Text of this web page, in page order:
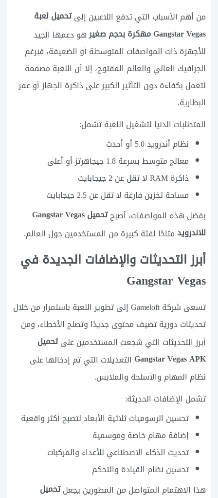
من أهم الأسباب التي تدفع اللاعبين إلىتحميل لعبة
Gangstar Vegas مهكرة بحجم صغير
هو دعمها الجيد
للأجهزة ذات المواصفات المتوسطة أو الضعيفة، فبرغم
الجرافيك العالي والعالم المفتوح، إلا أن اللعبة مصممة
لتعمل بكفاءة دون التأثير الكبير على ذاكرة الجهاز أو عمر
البطارية.
المتطلبات الدنيا لتشغيل اللعبة تشمل:
نظام أندرويد 5.0 أو أحدث
معالج متوسط بسرعة 1.8 جيجاهرتز أو أعلى
ذاكرة RAM لا تقل عن 2 جيجابايت
مساحة تخزين فارغة لا تقل عن 2.5 جيجابايت
بفضل هذه المواصفات، أصبح
تحميل Gangstar Vegas
للاندرويدمتاحًا لفئة كبيرة من المستخدمين حول العالم.
أبرز التحديثات والإضافات الجديدة في
Gangstar Vegas
تسعى شركة Gameloft إلى تطوير اللعبة باستمرار من خلال
تحديثات دورية تضيف محتوى جديدًا وتصلح الأخطاء، ومن
أبرز التحديثات التي شجعت المستخدمين علىتحميل
Gangstar Vegas APK التعديلات التي تم إدخالها على
نظام المهام والأسلحة والملابس.
تشمل الإضافات الحديثة:
تحسين الرسوميات ثلاثية الأبعاد لتصبح أكثر واقعية
إضافة مهام خاصة وموسمية
تحديث الذكاء الاصطناعي للأعداء والمركبات
تحسين نظام القيادة والتحكم
هذا الاهتمام المتواصل من المطورين يجعلتحميل